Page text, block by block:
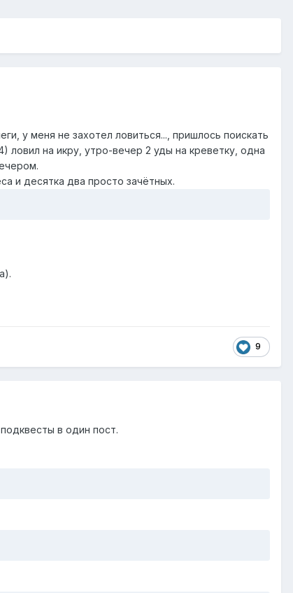
у меня не захотел ловиться..., пришлось поискать
на икру, утро-вечер 2 уды на креветку, одна
и десятка два просто зачётных.
9
в один пост.